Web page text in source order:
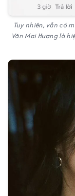
Tuy nhiên, vẫn có
Văn Mai Hương là